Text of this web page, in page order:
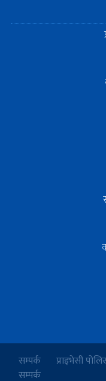
सम्पर्क प्राइभेसी
सम्पर्क